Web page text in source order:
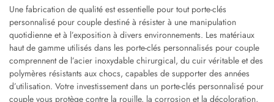
Une fabrication de qualité est essentielle pour tout porte-clés
personnalisé pour couple destiné à résister à une manipulation
quotidienne et à l’exposition à divers environnements. Les matériaux
haut de gamme utilisés dans les porte-clés personnalisés pour couple
comprennent de l’acier inoxydable chirurgical, du cuir véritable et des
polymères résistants aux chocs, capables de supporter des années
d’utilisation. Votre investissement dans un porte-clés personnalisé pour
couple vous protège contre la rouille, la corrosion et la décoloration,